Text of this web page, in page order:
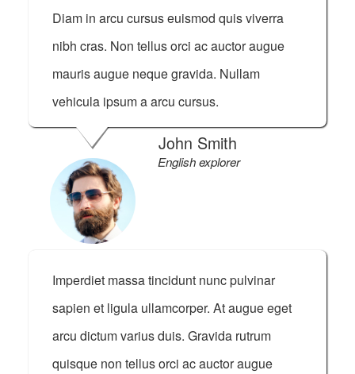
Diam in arcu cursus euismod quis viverra
nibh cras. Non tellus orci ac auctor augue
mauris augue neque gravida. Nullam
vehicula ipsum a arcu cursus.
John Smith
English explorer
Imperdiet massa tincidunt nunc pulvinar
sapien et ligula ullamcorper. At augue eget
arcu dictum varius duis. Gravida rutrum
quisque non tellus orci ac auctor augue